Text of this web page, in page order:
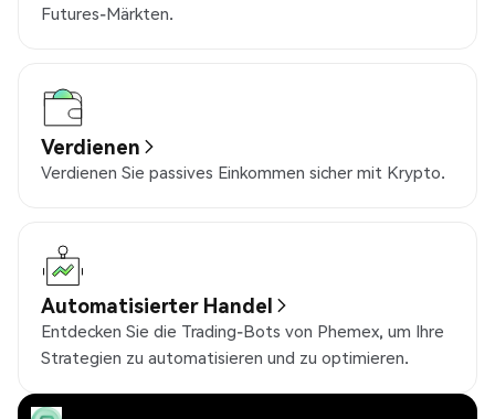
Futures-Märkten.
Verdienen
Verdienen Sie passives Einkommen sicher mit Krypto.
Automatisierter Handel
Entdecken Sie die Trading-Bots von Phemex, um Ihre
Strategien zu automatisieren und zu optimieren.